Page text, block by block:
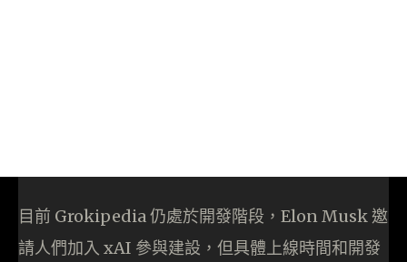
目前 Grokipedia 仍處於開發階段，Elon Musk 邀
請人們加入 xAI 參與建設，但具體上線時間和開發